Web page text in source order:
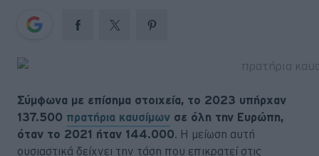
Σύμφωνα με επίσημα στοιχεία, το 2023 υπήρχαν
137.500 πρατήρια καυσίμων σε όλη την Ευρώπη,
όταν το 2021 ήταν 144.000. Η μείωση αυτή
ουσιαστικά δείχνει την τάση που επικρατεί στις
Moto